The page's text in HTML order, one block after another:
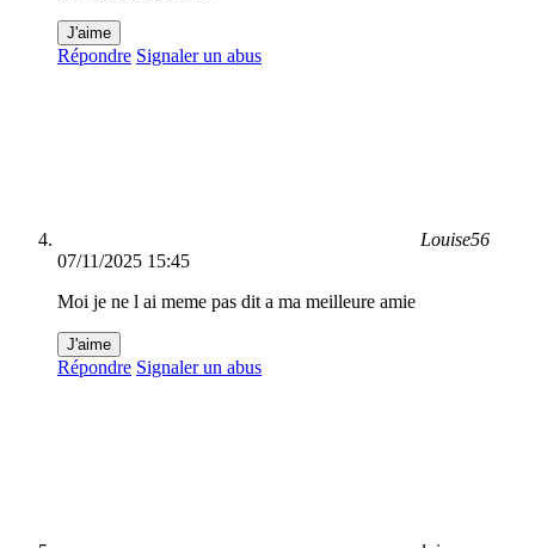
J'aime
Répondre Signaler un abus
Louise56
07/11/2025 15:45
Moi je ne l ai meme pas dit a ma meilleure amie
J'aime
Répondre Signaler un abus